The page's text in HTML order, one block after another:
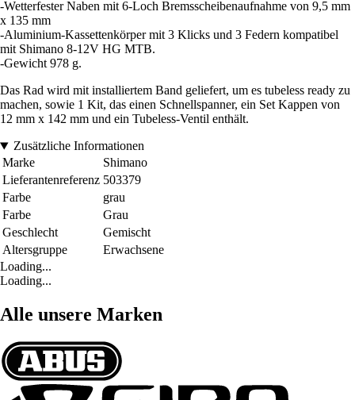
-Wetterfester Naben mit 6-Loch Bremsscheibenaufnahme von 9,5 mm
x 135 mm
-Aluminium-Kassettenkörper mit 3 Klicks und 3 Federn kompatibel
mit Shimano 8-12V HG MTB.
-Gewicht 978 g.
Das Rad wird mit installiertem Band geliefert, um es tubeless ready zu
machen, sowie 1 Kit, das einen Schnellspanner, ein Set Kappen von
12 mm x 142 mm und ein Tubeless-Ventil enthält.
Zusätzliche Informationen
Marke
Shimano
Lieferantenreferenz 503379
Farbe
grau
Farbe
Grau
Geschlecht
Gemischt
Altersgruppe
Erwachsene
Loading...
Loading...
Alle unsere Marken